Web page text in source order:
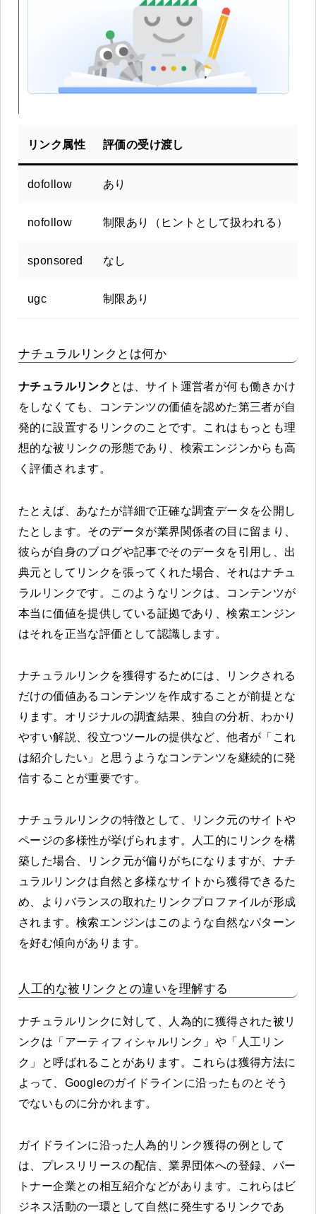
リンク属性 評価の受け渡し
dofollow あり
nofollow 制限あり（ヒントとして扱われる）
sponsored なし
ugc 制限あり
ナチュラルリンクとは何か
ナチュラルリンク とは、サイト運営者が何も働きかけ
をしなくても、コンテンツの価値を認めた第三者が自
発的に設置するリンクのことです。これはもっとも理
想的な被リンクの形態であり、検索エンジンからも高
く評価されます。
たとえば、あなたが詳細で正確な調査データを公開し
たとします。そのデータが業界関係者の目に留まり、
彼らが自身のブログや記事でそのデータを引用し、出
典元としてリンクを張ってくれた場合、それはナチュ
ラルリンクです。このようなリンクは、コンテンツが
本当に価値を提供している証拠であり、検索エンジン
はそれを正当な評価として認識します。
ナチュラルリンクを獲得するためには、リンクされる
だけの価値あるコンテンツを作成することが前提とな
ります。オリジナルの調査結果、独自の分析、わかり
やすい解説、役立つツールの提供など、他者が「これ
は紹介したい」と思うようなコンテンツを継続的に発
信することが重要です。
ナチュラルリンクの特徴として、リンク元のサイトや
ページの多様性が挙げられます。人工的にリンクを構
築した場合、リンク元が偏りがちになりますが、ナチ
ュラルリンクは自然と多様なサイトから獲得できるた
め、よりバランスの取れたリンクプロファイルが形成
されます。検索エンジンはこのような自然なパターン
を好む傾向があります。
人工的な被リンクとの違いを理解する
ナチュラルリンクに対して、人為的に獲得された被リ
ンクは「アーティフィシャルリンク」や「人工リン
ク」と呼ばれることがあります。これらは獲得方法に
よって、Googleのガイドラインに沿ったものとそう
でないものに分かれます。
ガイドラインに沿った人為的リンク獲得の例として
は、プレスリリースの配信、業界団体への登録、パー
トナー企業との相互紹介などがあります。これらはビ
ジネス活動の一環として自然に発生するリンクであ